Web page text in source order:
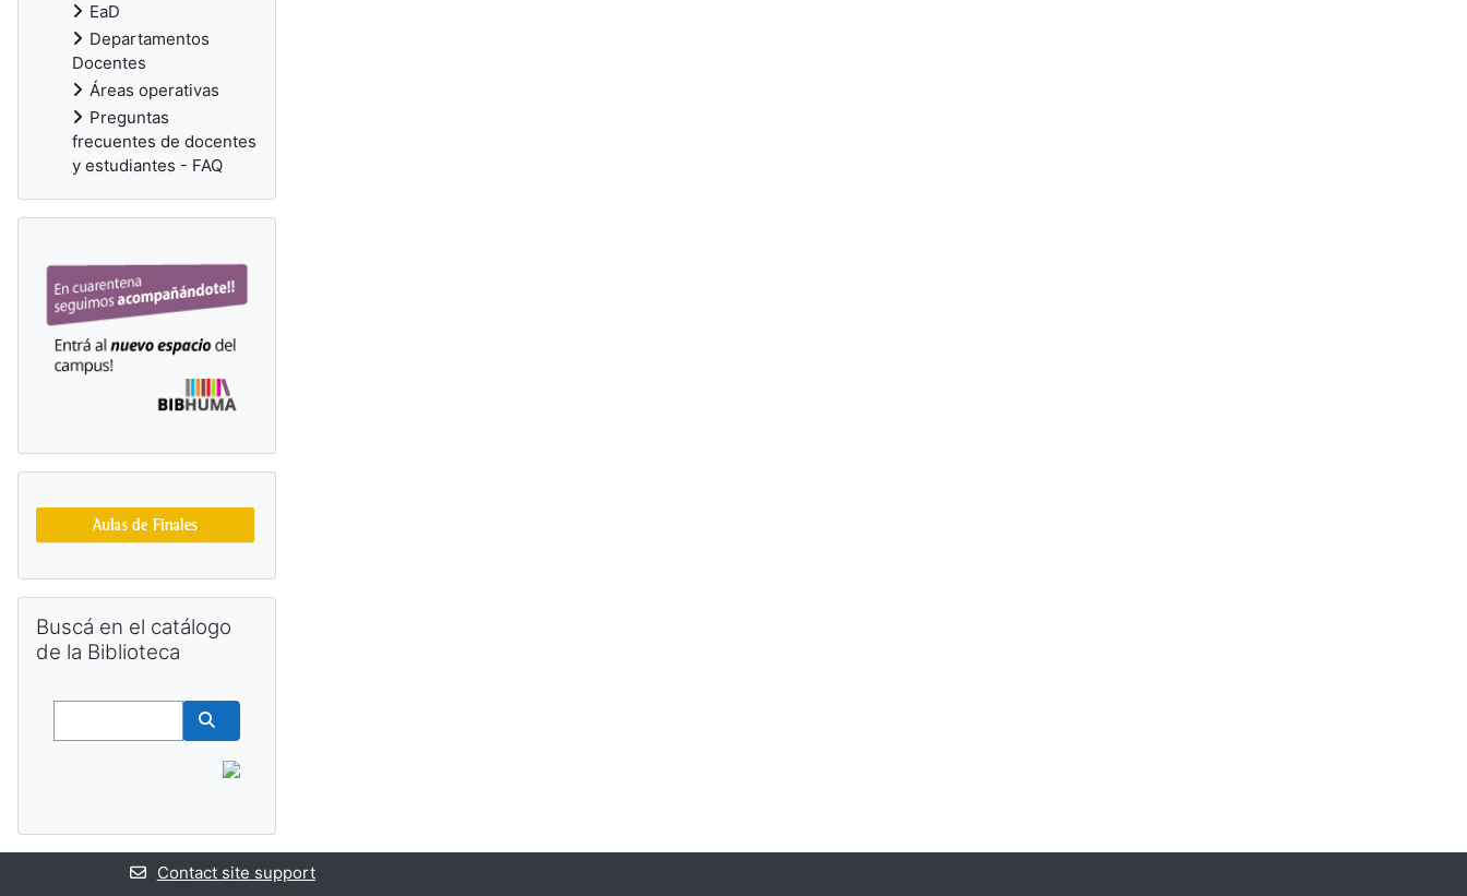
EaD
Departamentos
Docentes
Áreas operativas
Preguntas
frecuentes de docentes
y estudiantes - FAQ
Buscá en el catálogo
de la Biblioteca
Buscar
Buscar cursos
Contact site support